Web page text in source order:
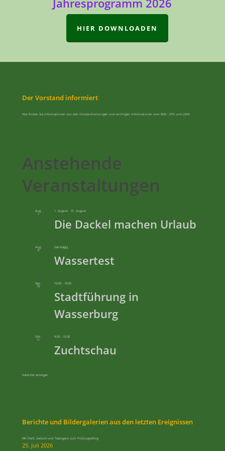
Jahresprogramm 2026
HIER DOWNLOADEN
Der Vorstand informiert
Hier finden Sie Informationen von den Vorstandssitzungen und wichtigen Informationen vom BDK , DTK und JGHV
Anstehende
Veranstaltungen
Aug.
1
1. August -31. August
Die Dackel machen Urlaub
Aug.
8
Ganztägig
Wassertest
Sep.
19
10:00 -14:00
Stadtführung in
Wasserburg
Okt.
11
9:00 -15:00
Zuchtschau
Kalender anzeigen
Berichte und Bildergalerien aus den letzten Ereignissen
Mit Fleiß, Geduld und Teamgeist zum Prüfungserfolg
25. Juli 2026